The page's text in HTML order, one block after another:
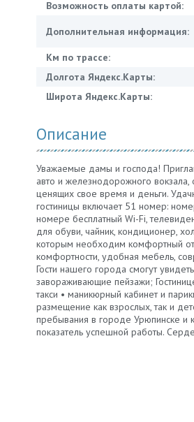
Возможность оплаты картой:
Дополнительная информация:
Км по трассе:
Долгота Яндекс.Карты:
Широта Яндекс.Карты:
Описание
Уважаемые дамы и господа!
авто и железнодорожного
ценящих свое время и деньги.
гостиницы включает 51 номер:
номере бесплатный Wi-Fi,
для обуви, чайник, кондиционер,
которым необходим комфортный
комфортности, удобная мебель,
Гости нашего города смогут
завораживающие пейзажи;
такси • маникюрный кабинет и
размещение как взрослых, так и
пребывания в городе Урюпинске и
показатель успешной работы.